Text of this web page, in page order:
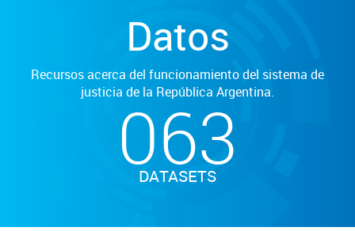
Datos
Recursos acerca del funcionamiento del sistema de
justicia de la República Argentina.
063
DATASETS